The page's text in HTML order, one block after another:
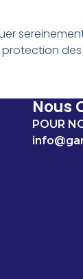
des
Nous
POUR